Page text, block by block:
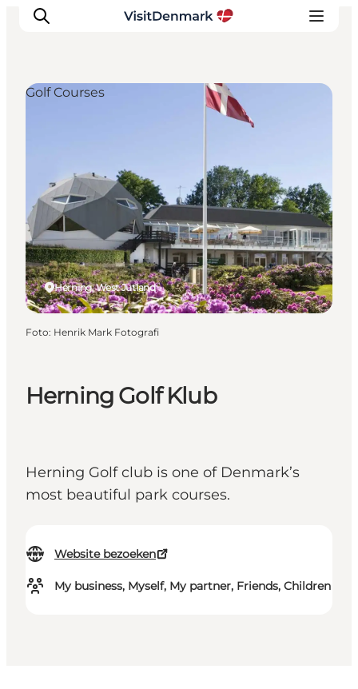
Wat te doen
Accommodaties
Plan je reis
Herning Golf Klub
Herning Golf club is one of Denmark’s
most beautiful park courses.
Website bezoeken
My business, Myself, My partner, Friends, Children
Herning, West Jutland
Golf Courses
Foto: Henrik Mark Fotografi